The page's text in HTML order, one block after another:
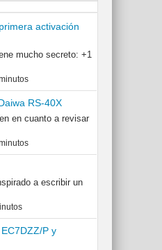
activación
mucho secreto: +1
RS-40X
en cuanto a revisar
a escribir un
P y